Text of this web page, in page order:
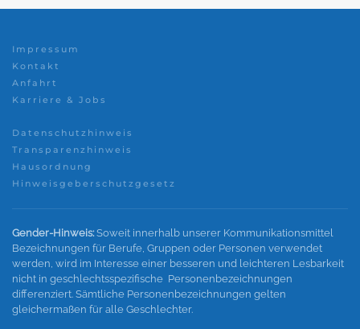
Impressum
Kontakt
Anfahrt
Karriere & Jobs
Datenschutzhinweis
Transparenzhinweis
Hausordnung
Hinweisgeberschutzgesetz
Gender-Hinweis: Soweit innerhalb unserer Kommunikationsmittel
Bezeichnungen für Berufe, Gruppen oder Personen verwendet
werden, wird im Interesse einer besseren und leichteren Lesbarkeit
nicht in geschlechtsspezifische Personenbezeichnungen
differenziert. Sämtliche Personenbezeichnungen gelten
gleichermaßen für alle Geschlechter.